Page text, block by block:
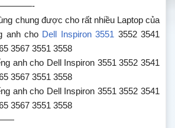
chung được cho rất nhiều Laptop của
anh cho Dell Inspiron 3551 3552 3541
3567 3551 3558
anh cho Dell Inspiron 3551 3552 3541
3567 3551 3558
anh cho Dell Inspiron 3551 3552 3541
3567 3551 3558